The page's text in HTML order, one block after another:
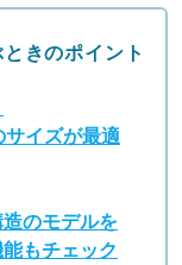
きのポイント
サイズが最適
のモデルを
もチェック